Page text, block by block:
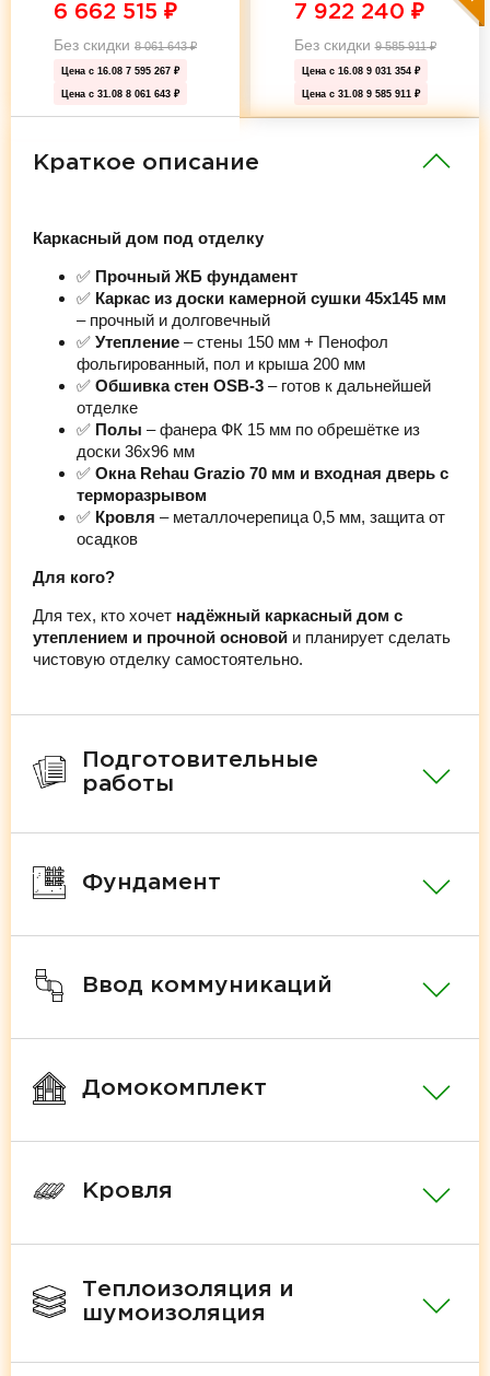
6 662 515 ₽
Без скидки 8 061 643₽
Цена с 16.08 7 595 267 ₽
Цена с 31.08 8 061 643 ₽
7 922 240 ₽
Без скидки9 585 911₽
Цена с 16.08 9 031 354 ₽
Цена с 31.08 9 585 911 ₽
Краткое описание
Каркасный дом под отделку
✅ Прочный ЖБ фундамент
✅ Каркас из доски камерной сушки 45х145 мм
– прочный и долговечный
✅ Утепление – стены 150 мм + Пенофол
фольгированный, пол и крыша 200 мм
✅ Обшивка стен OSB-3 – готов к дальнейшей
отделке
✅ Полы – фанера ФК 15 мм по обрешётке из
доски 36х96 мм
✅ Окна Rehau Grazio 70 мм и входная дверь с
терморазрывом
✅ Кровля – металлочерепица 0,5 мм, защита от
осадков
Для кого?
Для тех, кто хочет надёжный каркасный дом с
утеплением и прочной основой и планирует сделать
чистовую отделку самостоятельно.
Подготовительные
работы
Фундамент
Ввод коммуникаций
Домокомплект
Кровля
Теплоизоляция и
шумоизоляция